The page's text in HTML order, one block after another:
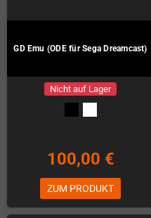
GD Emu (ODE für Sega Dreamcast)
Nicht auf Lager
100,00 €
ZUM PRODUKT